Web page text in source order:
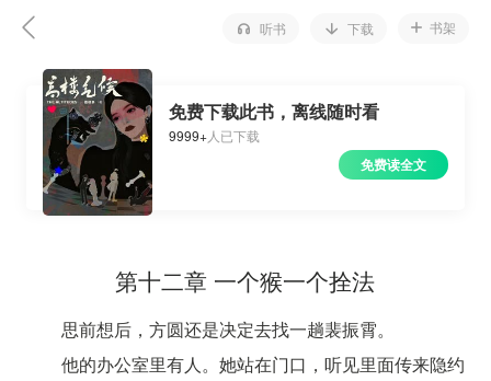
听书 下载 书架
免费下载此书，离线随时看
9999+人已下载
免费读全文
第十二章 一个猴一个拴法
思前想后，方圆还是决定去找一趟裴振霄。
他的办公室里有人。她站在门口，听见里面传来隐约